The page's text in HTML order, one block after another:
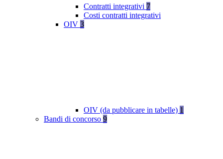
Contratti integrativi 7
Costi contratti integrativi
OIV 3
OIV (da pubblicare in tabelle) 1
Bandi di concorso 9